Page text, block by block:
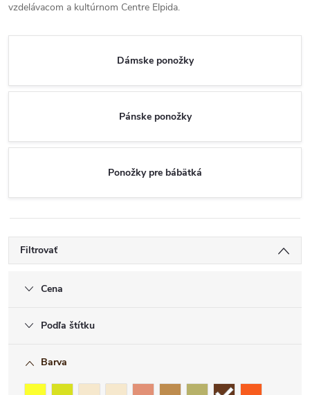
vzdelávacom a kultúrnom Centre Elpida.
Dámske ponožky
Pánske ponožky
Ponožky pre bábätká
Filtrovať
Cena
Podľa štítku
Barva